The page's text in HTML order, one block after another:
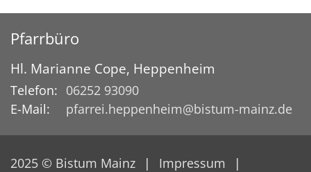
Pfarrbüro
Hl. Marianne Cope, Heppenheim
Telefon: 06252 93090
E-Mail:
pfarrei.heppenheim@bistum-mainz.de
2025 © Bistum Mainz
Impressum